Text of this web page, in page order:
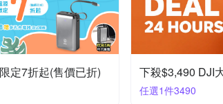
定7折起(售價已折) 下殺$3,490 DJI
任選1件3490